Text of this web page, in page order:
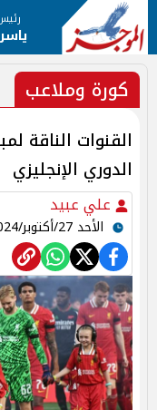
كورة وملاعب
القنوات الناقة
الدوري الإنجليزي
علي عبيد
الأحد 27/أكتوبر/2024 - 03:16 م